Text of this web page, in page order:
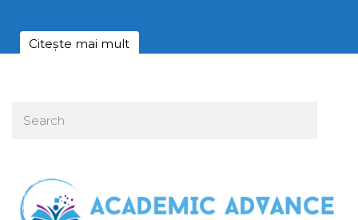
Citește mai mult